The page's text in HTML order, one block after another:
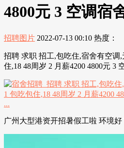
4800元 3 空调宿
招聘图片 2022-07-13 00:10 热度：
招聘 求职 招工,包吃住,宿舍有空调
住,18 48周岁 2 月薪4200 4800元 3
广州大型港资开招暑假工啦 环境